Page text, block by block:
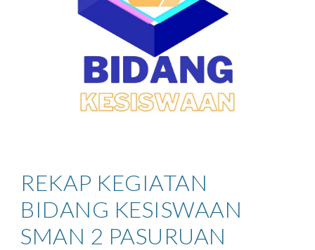
REKAP KEGIATAN
BIDANG KESISWAAN
SMAN 2 PASURUAN